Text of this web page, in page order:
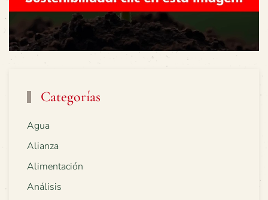
Categorías
Agua
Alianza
Alimentación
Análisis